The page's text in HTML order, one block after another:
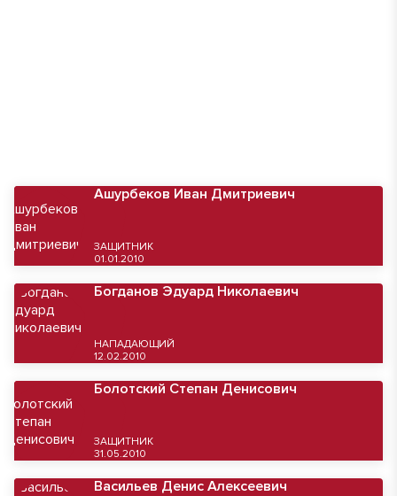
Ашурбеков Иван Дмитриевич
ЗАЩИТНИК
01.01.2010
Богданов Эдуард Николаевич
НАПАДАЮЩИЙ
12.02.2010
Болотский Степан Денисович
ЗАЩИТНИК
31.05.2010
Васильев Денис Алексеевич